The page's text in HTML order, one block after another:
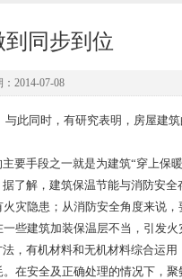
同步到位
2014-07-08
此同时，有研究表明，房屋建
要手段之一就是为建筑“穿上保
了解，建筑保温节能与消防安
灾隐患；从消防安全角度来说
一些建筑加装保温层不当，引
，有机材料和无机材料综合运用
在安全及正确处理的情况下，聚